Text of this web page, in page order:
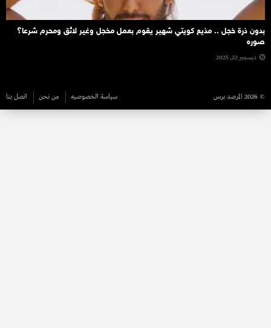
بدون ذرة خجل .. مذيع كويتي شهير يقوم بعمل مخجل وغير لائق ومحرم شرعا؟
صوره
ديسمبر 22, 2025
© 2026 المرصد برس سياسة الخصوصيه من نحن اتصل بنا